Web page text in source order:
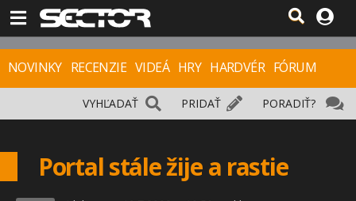
NOVINKY RECENZIE VIDEÁ HRY HARDVÉR FÓRUM
PORADIŤ?
PRIDAŤ
VYHĽADAŤ
Portal stále žije a rastie